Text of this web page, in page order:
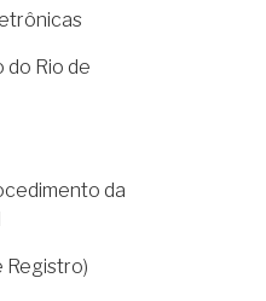
do Rio de
da
Registro)